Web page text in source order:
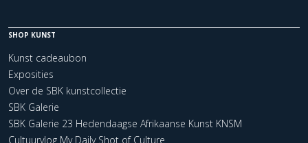
SHOP KUNST
Kunst cadeaubon
Exposities
Over de SBK kunstcollectie
SBK Galerie
SBK Galerie 23 Hedendaagse Afrikaanse Kunst KNSM
Cultuurvlog My Daily Shot of Culture